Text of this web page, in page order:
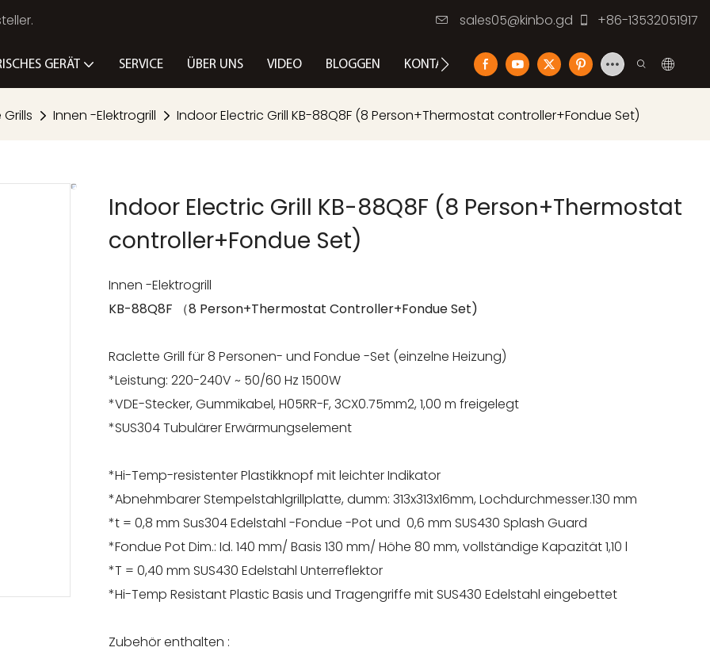
sales05@kinbo.gd +86-13532051917
GERÄT SERVICE ÜBER UNS VIDEO BLOGGEN KONTAKTIEREN SIE UNS
Innen -Elektrogrill Indoor Electric Grill KB-88Q8F (8 Person+Thermostat controller+Fondue Set)
Indoor Electric Grill KB-88Q8F (8 Person+Thermostat
controller+Fondue Set)
Innen -Elektrogrill
KB-88Q8F （8 Person+Thermostat Controller+Fondue Set)
Raclette Grill für 8 Personen- und Fondue -Set (einzelne Heizung)
*Leistung: 220-240V ~ 50/60 Hz 1500W
*VDE-Stecker, Gummikabel, H05RR-F, 3CX0.75mm2, 1,00 m freigelegt
*SUS304 Tubulärer Erwärmungselement
*Hi-Temp-resistenter Plastikknopf mit leichter Indikator
*Abnehmbarer Stempelstahlgrillplatte, dumm: 313x313x16mm, Lochdurchmesser.130 mm
*t = 0,8 mm Sus304 Edelstahl -Fondue -Pot und 0,6 mm SUS430 Splash Guard
*Fondue Pot Dim.: Id. 140 mm/ Basis 130 mm/ Höhe 80 mm, vollständige Kapazität 1,10 l
*T = 0,40 mm SUS430 Edelstahl Unterreflektor
*Hi-Temp Resistant Plastic Basis und Tragengriffe mit SUS430 Edelstahl eingebettet
Zubehör enthalten :